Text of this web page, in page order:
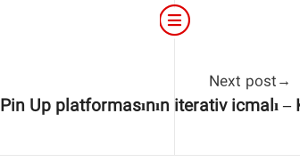
Next post
Pin Up platformasının iterativ icmalı